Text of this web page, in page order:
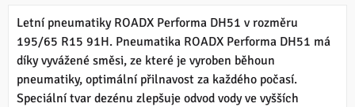
Letní pneumatiky ROADX Performa DH51 v rozměru
195/65 R15 91H. Pneumatika ROADX Performa DH51 má
díky vyvážené směsi, ze které je vyroben běhoun
pneumatiky, optimální přilnavost za každého počasí.
Speciální tvar dezénu zlepšuje odvod vody ve vyšších